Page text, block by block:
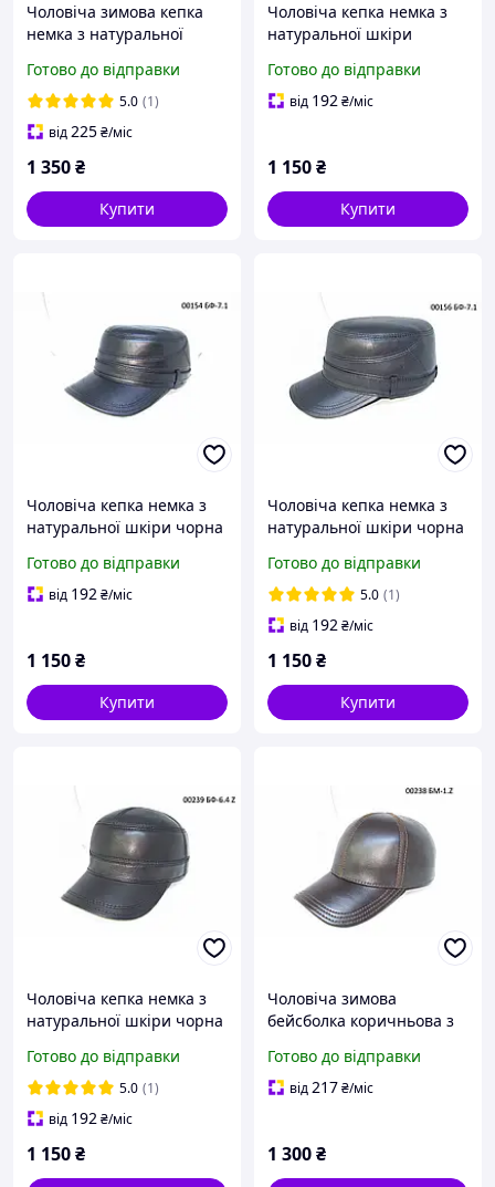
Чоловіча зимова кепка
немка з натуральної
натуральному хутрі
DAVANI 00237
Готово до відправки
5.0 (1)
від225₴/міс
1 350₴
Купити
Чоловіча кепка немка з
натуральної шкіри
підкладці. DAVANI 00155
Готово до відправки
від 192₴/міс
1 150₴
Купити
Чоловіча кепка немка з
натуральної шкіри чорна
підкладці.DAVANI 00154
Готово до відправки
від 192₴/міс
1 150₴
Купити
Чоловіча кепка немка з
натуральної шкіри чорна
підкладці.DAVANI 00156
Готово до відправки
5.0 (1)
від 192₴/міс
1 150₴
Купити
Чоловіча кепка немка з
натуральної шкіри чорна
DAVANI 00239
Готово до відправки
5.0 (1)
від 192₴/міс
1 150₴
Чоловіча зимова
бейсболка коричньова з
натуральному хутрі
DAVANI 00238
Готово до відправки
від217₴/міс
1 300₴